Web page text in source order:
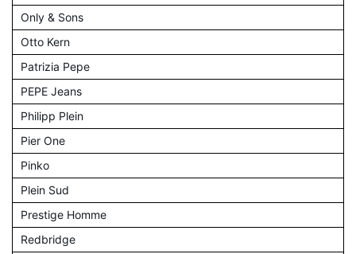
Only & Sons
Otto Kern
Patrizia Pepe
PEPE Jeans
Philipp Plein
Pier One
Pinko
Plein Sud
Prestige Homme
Redbridge